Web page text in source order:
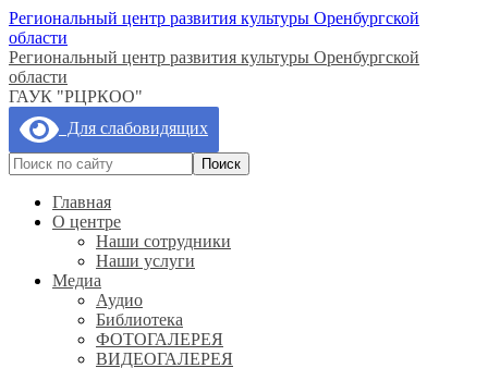
Региональный центр развития культуры Оренбургской
области
Региональный центр развития культуры Оренбургской
области
ГАУК "РЦРКОО"
Для слабовидящих
Главная
О центре
Наши сотрудники
Наши услуги
Медиа
Аудио
Библиотека
ФОТОГАЛЕРЕЯ
ВИДЕОГАЛЕРЕЯ